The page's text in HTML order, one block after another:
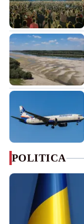
POLITICA